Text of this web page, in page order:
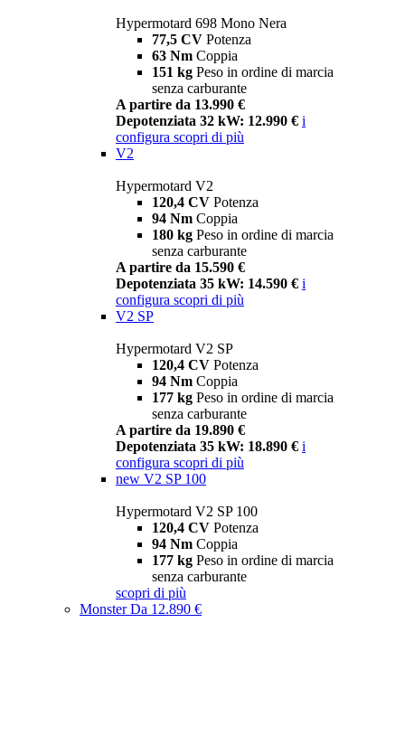
Hypermotard 698 Mono Nera
77,5 CV Potenza
63 Nm Coppia
151 kg Peso in ordine di marcia
senza carburante
A partire da 13.990 €
Depotenziata 32 kW: 12.990 € i
configura scopri di più
V2
Hypermotard V2
120,4 CV Potenza
94 Nm Coppia
180 kg Peso in ordine di marcia
senza carburante
A partire da 15.590 €
Depotenziata 35 kW: 14.590 € i
configura scopri di più
V2 SP
Hypermotard V2 SP
120,4 CV Potenza
94 Nm Coppia
177 kg Peso in ordine di marcia
senza carburante
A partire da 19.890 €
Depotenziata 35 kW: 18.890 € i
configura scopri di più
new V2 SP 100
Hypermotard V2 SP 100
120,4 CV Potenza
94 Nm Coppia
177 kg Peso in ordine di marcia
senza carburante
scopri di più
MonsterDa 12.890 €